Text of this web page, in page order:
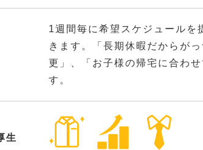
1週間毎に希望スケジュールを
きます。「長期休暇だからが
更」、「お子様の帰宅に合わ
す。
生